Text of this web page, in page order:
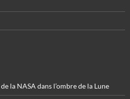
la NASA dans l’ombre de la Lune